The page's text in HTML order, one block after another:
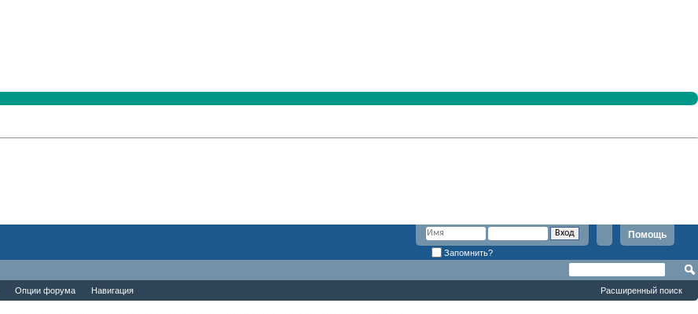
Помощь
Запомнить?
Опции форума Навигация Расширенный поиск